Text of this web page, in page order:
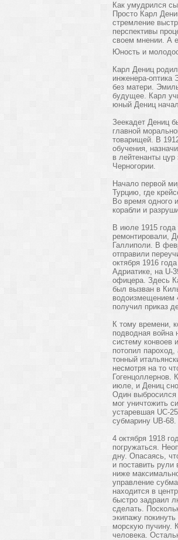
Как умудрился
Просто Карл
стремление
перспективы
своем мнении. А
Юность и
Карл Дениц
инженера-
без матери.
будущее. Карл
юный Дениц
Зеекадет Дениц
главной
товарищей. В
обучения,
в лейтенанты
Черногории.
Начало первой
Турцию, где
Во время одного
корабли и
В июле 1915
ремонтировали,
Галлиполи. В
отправили
октября 1916
Адриатике, на U-
офицера. Здесь
был вызван в
водоизмещением
получил приказ
К тому времени,
подводная война
систему
потопил пароход,
тонный
несмотря на то
Гогенцоллернов.
июле, и Дениц
Один выбросился
мог уничтожить
устаревшая UC-
субмарину UB-
4 октября 1918
погружаться.
дну. Опасаясь,
и поставить
ниже
управление
находится в
быстро задраил
сделать.
экипажу
морскую пучину.
человека.